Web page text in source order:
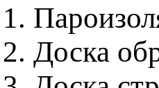
Доска